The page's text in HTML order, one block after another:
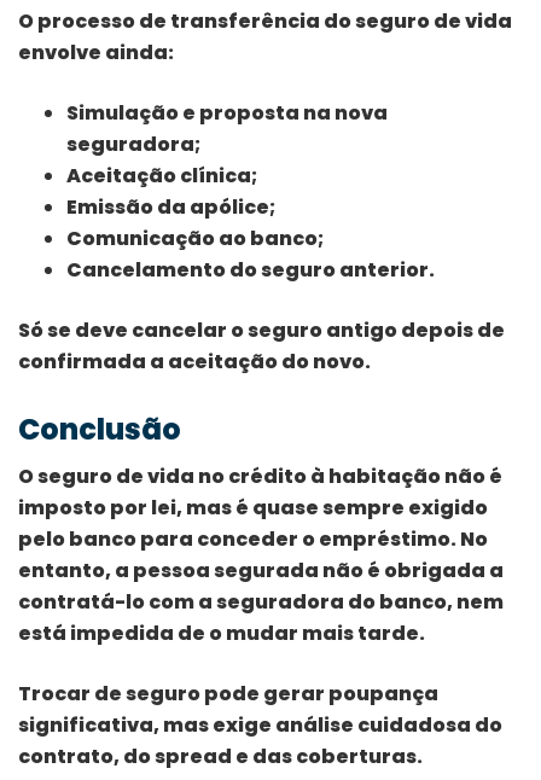
O processo de transferência do seguro de vida
envolve ainda:
Simulação e proposta na nova
seguradora;
Aceitação clínica;
Emissão da apólice;
Comunicação ao banco;
Cancelamento do seguro anterior.
Só se deve cancelar o seguro antigo depois de
confirmada a aceitação do novo.
Conclusão
O seguro de vida no crédito à habitação não é
imposto por lei, mas é quase sempre exigido
pelo banco para conceder o empréstimo. No
entanto, a pessoa segurada não é obrigada a
contratá-lo com a seguradora do banco, nem
está impedida de o mudar mais tarde.
Trocar de seguro pode gerar poupança
significativa, mas exige análise cuidadosa do
contrato, do spread e das coberturas.